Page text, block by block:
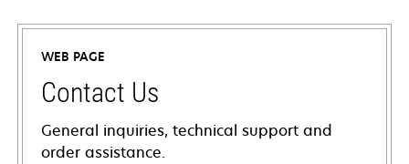
WEB PAGE
Contact Us
General inquiries, technical support and
order assistance.